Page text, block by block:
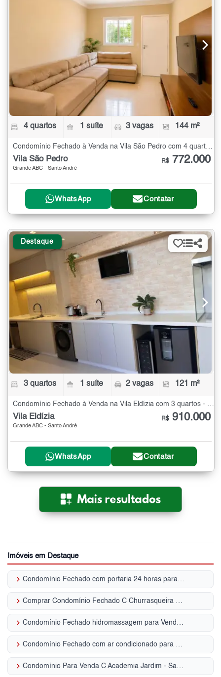
4 quartos 1 suíte 3 vagas 144 m²
Vila São Pedro
Grande ABC - Santo André
R$ 772.000
WhatsApp Contatar
Destaque
3 quartos 1 suíte 2 vagas 121 m²
Condomínio Fechado à Venda na Vila Eldízia com 3 quartos - 121 m²
Vila Eldízia
Grande ABC - Santo André
R$ 910.000
WhatsApp Contatar
Imóveis em Destaque
keyboard_arrow_right Condomínio Fechado com portaria 24 horas para Venda | Vila Luzita
keyboard_arrow_right Comprar Condomínio Fechado C Churrasqueira Jardim - Santo André, SP
keyboard_arrow_right Condomínio Fechado hidromassagem para Venda | Demarchi
keyboard_arrow_right Condomínio Fechado com ar condicionado para Venda | Campestre
keyboard_arrow_right Condomínio Para Venda C Academia Jardim - Santo André, SP